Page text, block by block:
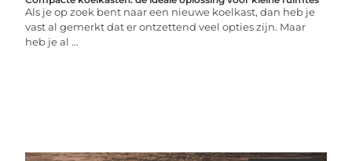
Als je op zoek bent naar een nieuwe koelkast, dan heb je
vast al gemerkt dat er ontzettend veel opties zijn. Maar
heb je al ...